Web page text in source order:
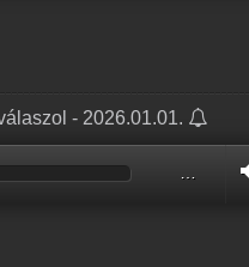
- 2026.01.01.